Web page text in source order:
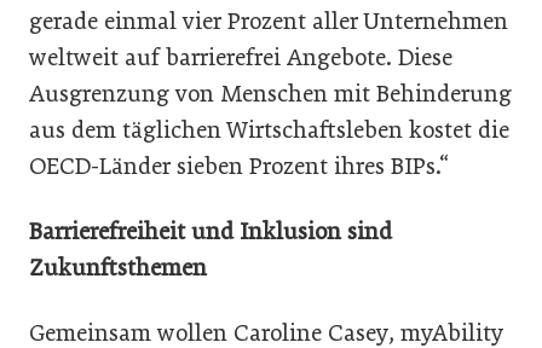
gerade einmal vier Prozent aller Unternehmen
weltweit auf barrierefrei Angebote. Diese
Ausgrenzung von Menschen mit Behinderung
aus dem täglichen Wirtschaftsleben kostet die
OECD-Länder sieben Prozent ihres BIPs.“
Barrierefreiheit und Inklusion sind
Zukunftsthemen
Gemeinsam wollen Caroline Casey, myAbility